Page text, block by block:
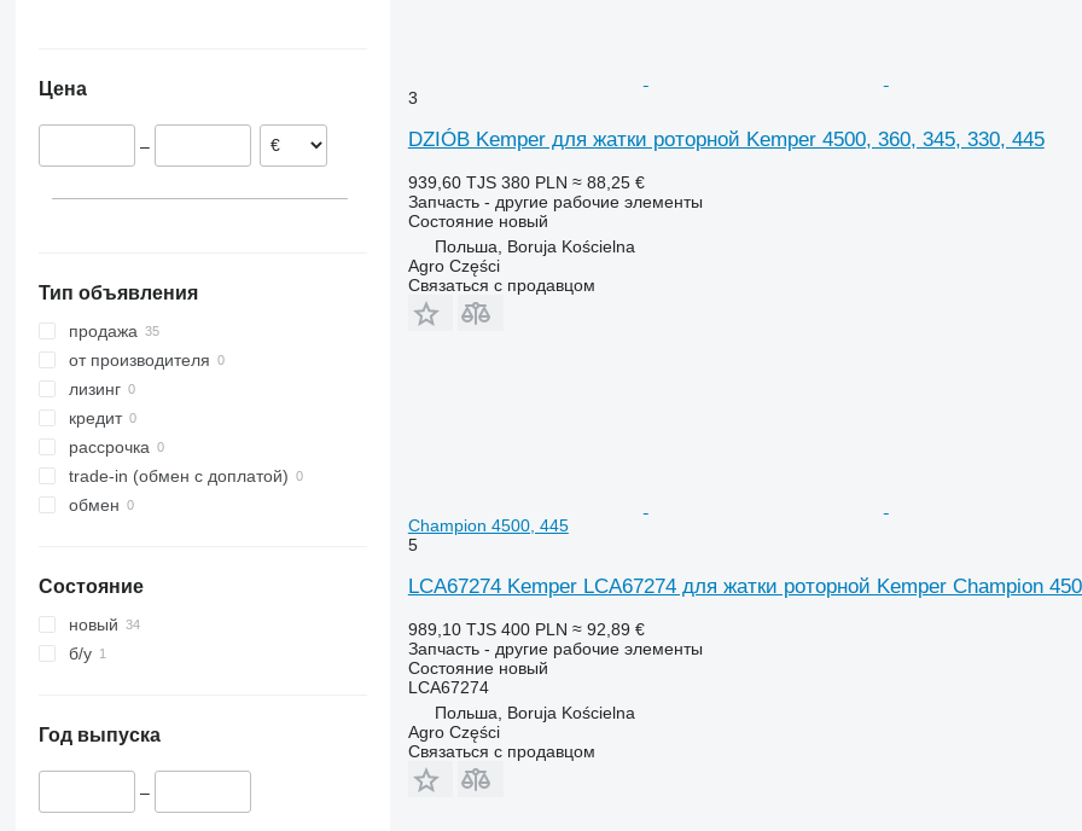
Цена
–
Тип объявления
продажа
от производителя
лизинг
кредит
рассрочка
trade-in (обмен с доплатой)
обмен
Состояние
новый
б/у
Год выпуска
–
3
DZIÓB Kemper для жатки роторной Kemper 4500, 360, 345, 330, 445
939,60 TJS 380 PLN ≈ 88,25 €
Запчасть - другие рабочие элементы
Состояниеновый
Польша, Boruja Kościelna
Agro Części
Связаться с продавцом
Champion 4500, 445
5
LCA67274 Kemper LCA67274 для жатки роторной Kemper Champion
989,10 TJS 400 PLN ≈ 92,89 €
Запчасть - другие рабочие элементы
Состояниеновый
LCA67274
Польша, Boruja Kościelna
Agro Części
Связаться с продавцом